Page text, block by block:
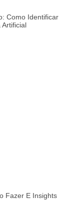
Como Identificar
Artificial
Fazer E Insights